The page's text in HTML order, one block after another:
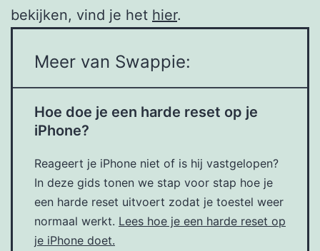
bekijken, vind je het hier.
Meer van Swappie:
Hoe doe je een harde reset op je
iPhone?
Reageert je iPhone niet of is hij vastgelopen?
In deze gids tonen we stap voor stap hoe je
een harde reset uitvoert zodat je toestel weer
normaal werkt. Lees hoe je een harde reset op
je iPhone doet.